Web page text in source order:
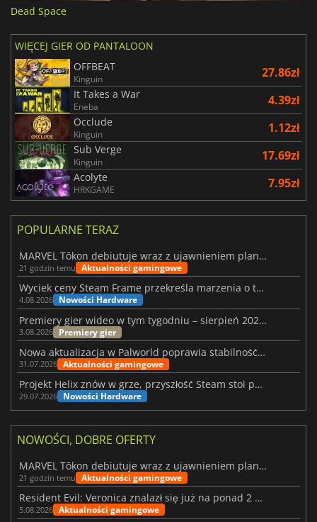
Dead Space
WIĘCEJ GIER OD PANTALOON
OFFBEAT
Kinguin 27.86zł
It Takes a War
Eneba 4.39zł
Occlude
Kinguin 1.12zł
Sub Verge
Kinguin 17.69zł
Acolyte
HRKGAME 7.95zł
POPULARNE TERAZ
MARVEL Tōkon debiutuje wraz z ujawnieniem planu rozwoju na pierwszy rok
21 godzin temu Aktualności gamingowe
Wyciek ceny Steam Frame przekreśla marzenia o tanim zestawie VR
4.08.2026 Nowości Hardware
Premiery gier wideo w tym tygodniu – sierpień 2026 r. (32. tydzień)
3.08.2026 Premiery gier
Nowa aktualizacja w Palworld poprawia stabilność Sunreach i walk z bossami
31.07.2026 Aktualności gamingowe
Projekt Helix znów w grze, przyszłość Steam stoi pod znakiem zapytania
29.07.2026 Nowości Hardware
NOWOŚCI, DOBRE OFERTY
MARVEL Tōkon debiutuje wraz z ujawnieniem planu rozwoju na pierwszy rok
21 godzin temu Aktualności gamingowe
Resident Evil: Veronica znalazł się już na ponad 2 milionach list życzeń
5.08.2026 Aktualności gamingowe